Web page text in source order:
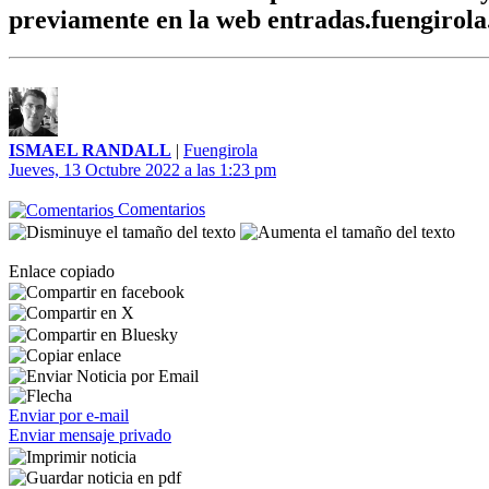
previamente en la web
ISMAEL RANDALL | Fuengirola
Jueves, 13 Octubre 2022 a las 1:23 pm
Comentarios
Enlace copiado
Enviar por e-mail
Enviar mensaje privado